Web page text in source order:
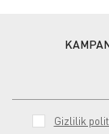
Gizlilik